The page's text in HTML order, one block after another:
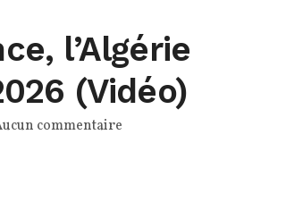
l’Algérie
(Vidéo)
commentaire